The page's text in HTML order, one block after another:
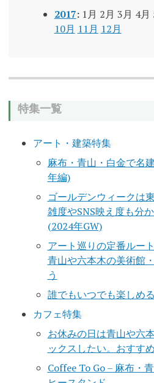
2017: 1月 2月 3月 4月
10月 11月 12月
特集一覧
アート・建築特集
麻布・青山・白金で名
年編)
ゴールデンウィークは
雑度やSNS映え度も分
(2024年GW)
アート巡りの定番ルー
青山や六本木の美術館
う
誰でもいつでも楽しめ
カフェ特集
お休みの日は青山や六
ックスしたい。おすす
Coffee To Go – 麻布・